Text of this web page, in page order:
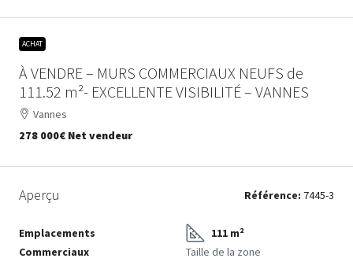
ACHAT
À VENDRE – MURS COMMERCIAUX NEUFS de
111.52 m²- EXCELLENTE VISIBILITÉ – VANNES
Vannes
278 000€ Net vendeur
Aperçu Référence: 7445-3
Emplacements
Commerciaux
111 m²
Taille de la zone